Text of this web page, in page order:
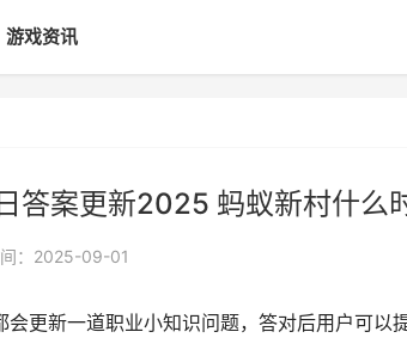
游戏资讯
答案更新2025 蚂蚁新村什么
：2025-09-01
会更新一道职业小知识问题，答对后用户可以